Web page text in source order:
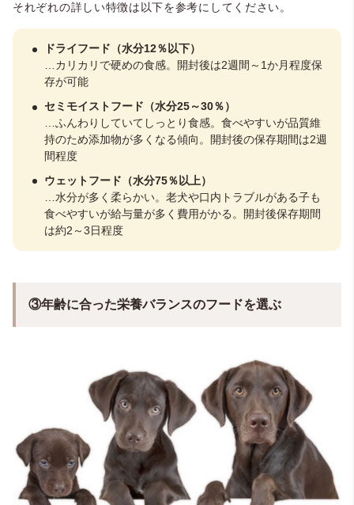
それぞれの詳しい特徴は以下を参考にしてください。
ドライフード（水分12％以下）
…カリカリで硬めの食感。開封後は2週間～1か月程度保
存が可能
セミモイストフード（水分25～30％）
…ふんわりしていてしっとり食感。食べやすいが品質維
持のため添加物が多くなる傾向。開封後の保存期間は2週
間程度
ウェットフード（水分75％以上）
…水分が多く柔らかい。老犬や口内トラブルがある子も
食べやすいが給与量が多く費用がかる。開封後保存期間
は約2～3日程度
③年齢に合った栄養バランスのフードを選ぶ